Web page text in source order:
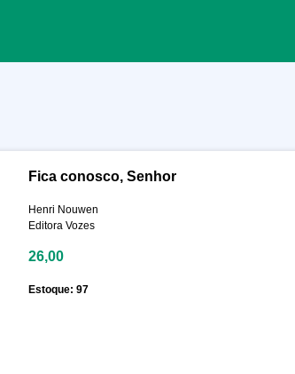
Fica conosco, Senhor
Henri Nouwen
Editora Vozes
26,00
Estoque: 97